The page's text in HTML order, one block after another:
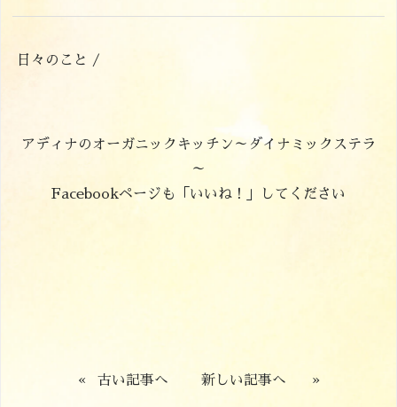
日々のこと /
アディナのオーガニックキッチン～ダイナミックステラ
～
Facebookページも「いいね！」してください
« 古い記事へ 新しい記事へ »